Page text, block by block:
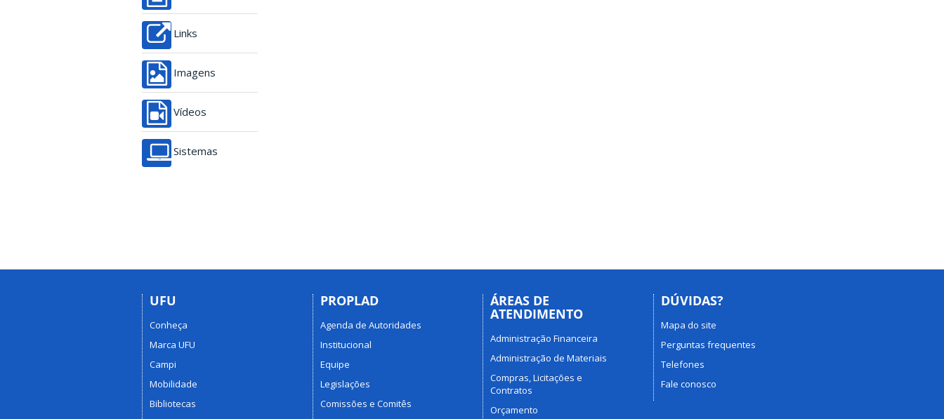
Links
Imagens
Vídeos
Sistemas
UFU
Conheça
Marca UFU
Campi
Mobilidade
Bibliotecas
PROPLAD
Agenda de Autoridades
Institucional
Equipe
Legislações
Comissões e Comitês
ÁREAS DE
ATENDIMENTO
Administração Financeira
Administração de Materiais
Compras, Licitações e
Contratos
Orçamento
DÚVIDAS?
Mapa do site
Perguntas frequentes
Telefones
Fale conosco